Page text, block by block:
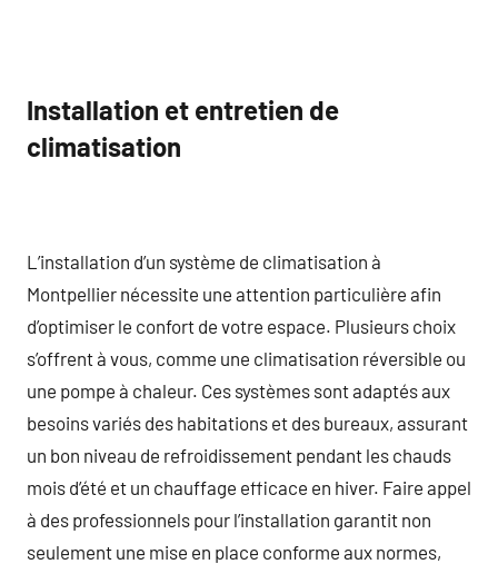
Installation et entretien de
climatisation
L’installation d’un système de climatisation à
Montpellier nécessite une attention particulière afin
d’optimiser le confort de votre espace. Plusieurs choix
s’offrent à vous, comme une climatisation réversible ou
une pompe à chaleur. Ces systèmes sont adaptés aux
besoins variés des habitations et des bureaux, assurant
un bon niveau de refroidissement pendant les chauds
mois d’été et un chauffage efficace en hiver. Faire appel
à des professionnels pour l’installation garantit non
seulement une mise en place conforme aux normes,